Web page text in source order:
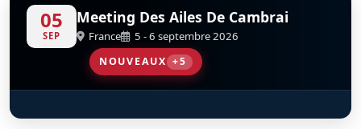
05
SEP
Meeting Des Ailes De Cambrai
France 5 - 6 septembre 2026
NOUVEAUX +5
D
Fieseler Storch Fi-156 D
Fly And Fun S D
Les Oursons De Cambrai - Piper J3 S D
Tora Tora Tora S D
Junkers Ju 52-3m